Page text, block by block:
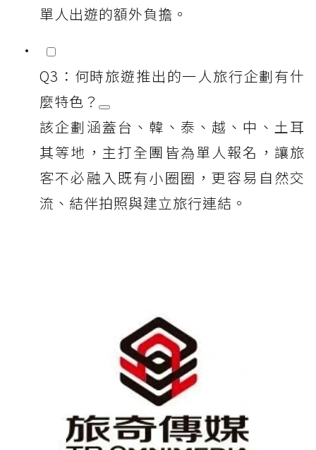
單人出遊的額外負擔。
Q3：何時旅遊推出的一人旅行企劃有什
麼特色？
該企劃涵蓋台、韓、泰、越、中、土耳
其等地，主打全團皆為單人報名，讓旅
客不必融入既有小圈圈，更容易自然交
流、結伴拍照與建立旅行連結。